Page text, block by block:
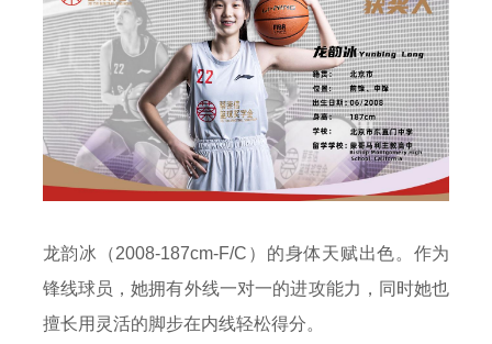
龙韵冰（2008-187cm-F/C）的身体天赋出色。作为
锋线球员，她拥有外线一对一的进攻能力，同时她也
擅长用灵活的脚步在内线轻松得分。